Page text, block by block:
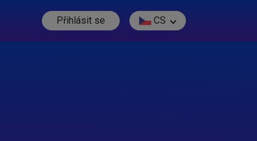
Přihlásit se CS